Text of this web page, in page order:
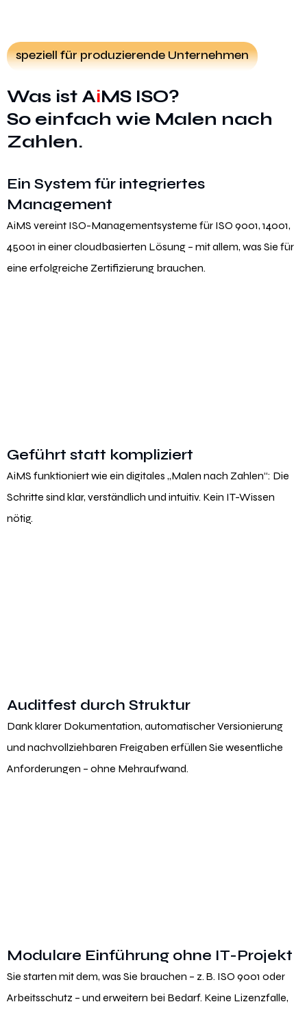
speziell für produzierende Unternehmen
Was ist AiMS ISO?
So einfach wie Malen nach
Zahlen.
Ein System für integriertes
Management
AiMS vereint ISO-Managementsysteme für ISO 9001, 14001,
45001 in einer cloudbasierten Lösung – mit allem, was Sie für
eine erfolgreiche Zertifizierung brauchen.
Geführt statt kompliziert
AiMS funktioniert wie ein digitales „Malen nach Zahlen“: Die
Schritte sind klar, verständlich und intuitiv. Kein IT-Wissen
nötig.
Auditfest durch Struktur
Dank klarer Dokumentation, automatischer Versionierung
und nachvollziehbaren Freigaben erfüllen Sie wesentliche
Anforderungen – ohne Mehraufwand.
Modulare Einführung ohne IT-Projekt
Sie starten mit dem, was Sie brauchen – z. B. ISO 9001 oder
Arbeitsschutz – und erweitern bei Bedarf. Keine Lizenzfalle,